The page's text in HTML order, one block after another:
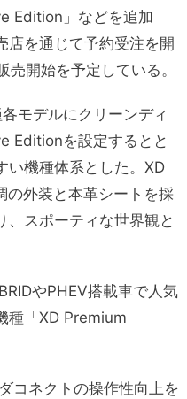
Edition」などを追加
店を通じて予約受注を開
売開始を予定している 。
モデルにクリーンディ
Editionを設定するとと
い機種体系とした。XD
外装と本革シートを採
、スポーティな世界観と
やPHEV搭載車で人気
種「XD Premium
コネクトの操作性向上を